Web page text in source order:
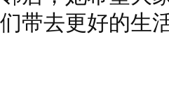
们带去更好的生